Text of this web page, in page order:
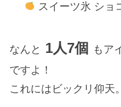
スイーツ氷 ショ
なんと 1人7個 もア
ですよ！
これにはビックリ仰天。